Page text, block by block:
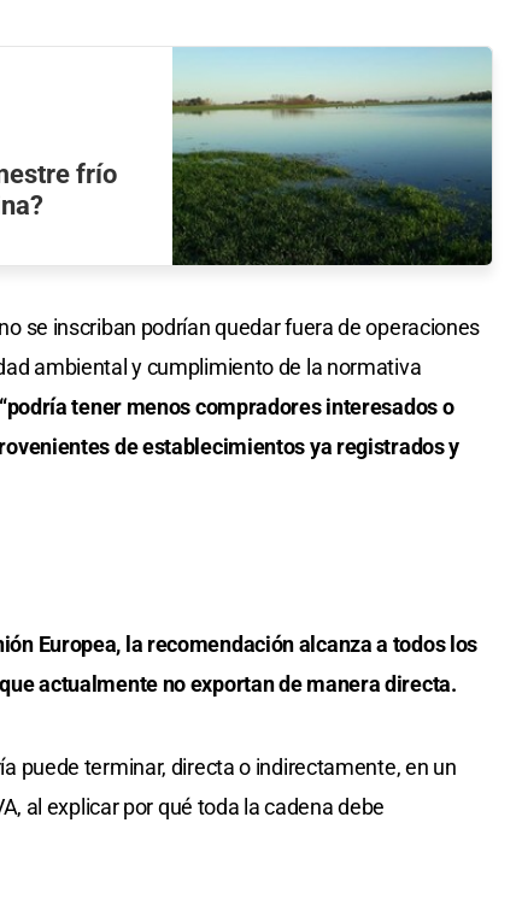
frío
se inscriban podrían quedar fuera de operaciones
ambiental y cumplimiento de la normativa
“podría tener menos compradores interesados o
de establecimientos ya registrados y
Europea, la recomendación alcanza a todos los
actualmente no exportan de manera directa.
puede terminar, directa o indirectamente, en un
al explicar por qué toda la cadena debe